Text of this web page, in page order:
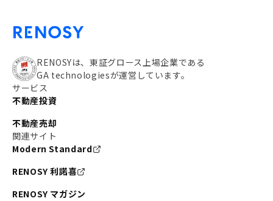
RENOSYは、東証グロース上場企業である
GA technologiesが運営しています。
サービス
不動産投資
不動産売却
関連サイト
Modern Standard
RENOSY 利諾喜
RENOSY マガジン